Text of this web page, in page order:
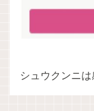
シュウクンニ